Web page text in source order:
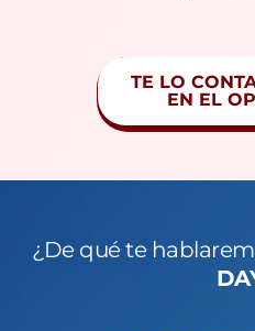
TE LO
EN EL
¿De qué te